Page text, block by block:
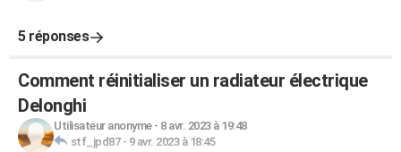
5 réponses
Comment réinitialiser un radiateur électrique
Delonghi
Utilisateur anonyme- 8 avr. 2023 à 19:48
stf_jpd87- 9 avr. 2023 à 18:45